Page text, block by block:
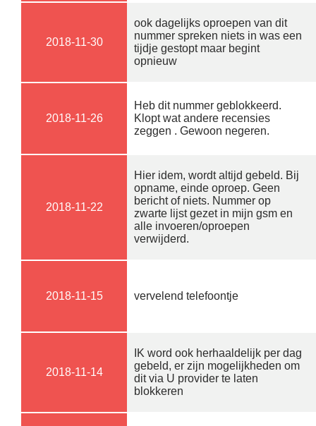
2018-11-30
ook dagelijks oproepen van dit
nummer spreken niets in was een
tijdje gestopt maar begint
opnieuw
2018-11-26
Heb dit nummer geblokkeerd.
Klopt wat andere recensies
zeggen . Gewoon negeren.
2018-11-22
Hier idem, wordt altijd gebeld. Bij
opname, einde oproep. Geen
bericht of niets. Nummer op
zwarte lijst gezet in mijn gsm en
alle invoeren/oproepen
verwijderd.
2018-11-15 vervelend telefoontje
2018-11-14
IK word ook herhaaldelijk per dag
gebeld, er zijn mogelijkheden om
dit via U provider te laten
blokkeren